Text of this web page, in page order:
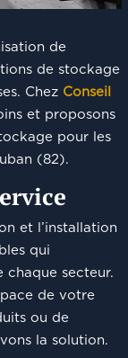
de
de stockage
Chez Conseil
et proposons
pour les
(82).
et l’installation
qui
chaque secteur.
de votre
ou de
la solution.